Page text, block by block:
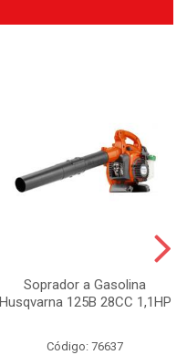
Soprador a Gasolina
Husqvarna 125B 28CC 1,1HP
Código: 76637